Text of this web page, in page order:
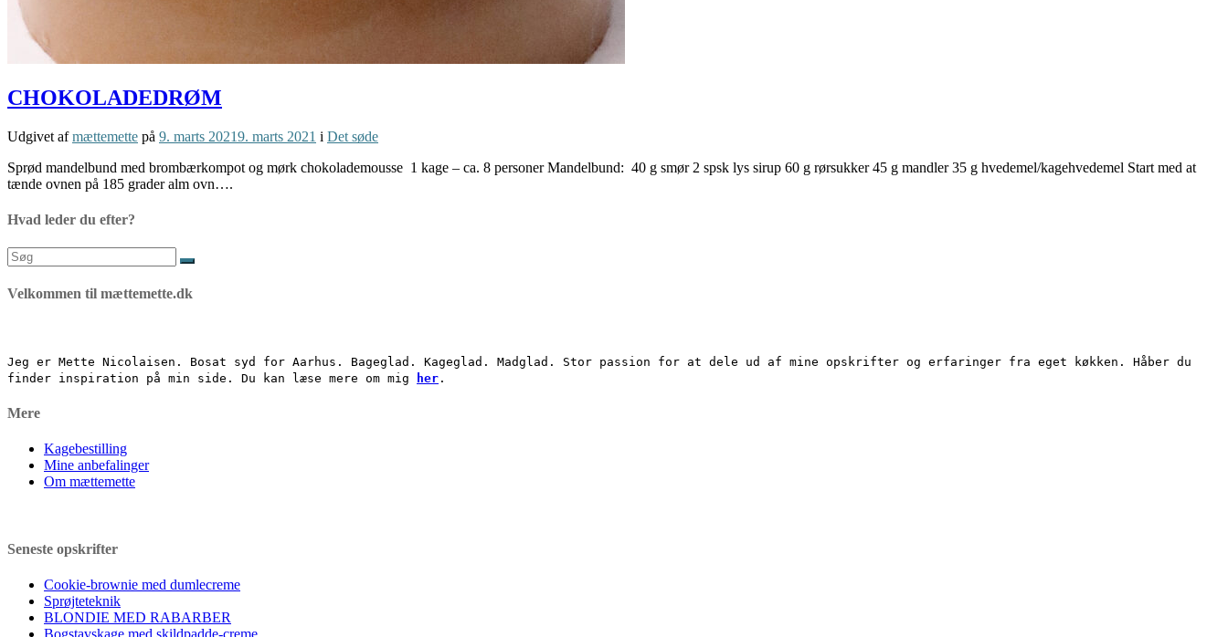
CHOKOLADEDRØM
Udgivet afmættemette på 9. marts 20219. marts 2021 i Det søde
Sprød mandelbund med brombærkompot og mørk chokolademousse 1 kage – ca. 8 personer Mandelbund: 40 g smør 2 spsk lys sirup 60 g rørsukker 45 g mandler 35 g hvedemel/kagehvedemel Start med at
tænde ovnen på 185 grader alm ovn….
Hvad leder du efter?
Søg
efter:
Velkommen til mættemette.dk
Jeg er Mette Nicolaisen. Bosat syd for Aarhus. Bageglad. Kageglad. Madglad. Stor passion for at dele ud af mine opskrifter og erfaringer fra eget køkken. Håber du
finder inspiration på min side. Du kan læse mere om mig
her .
Mere
Kagebestilling
Mine anbefalinger
Om mættemette
Seneste opskrifter
Cookie-brownie med dumlecreme
Sprøjteteknik
BLONDIE MED RABARBER
Bogstavskage med skildpadde-creme